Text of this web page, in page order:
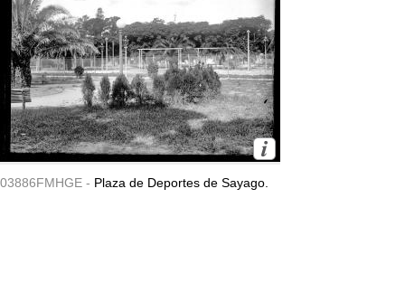
03886FMHGE - Plaza de Deportes de Sayago.